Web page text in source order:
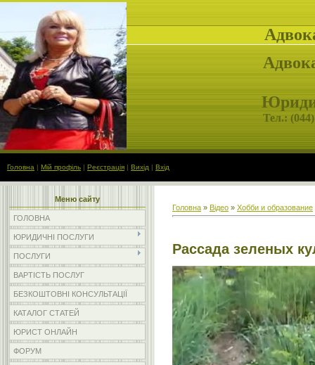
Тел.: (
Головна | Мій профіль | Реєстрація | Вихід | Вхід
Меню сайту
ГОЛОВНА
ЮРИДИЧНІ ПОСЛУГИ
ПОСЛУГИ
ВАРТІСТЬ ПОСЛУГ
БЕЗКОШТОВНІ КОНСУЛЬТАЦІЇ
КАТАЛОГ СТАТЕЙ
ЮРИСТ ОНЛАЙН
ФОРУМ
Головна » Відео » Хобби и образование
Рассада зеленых